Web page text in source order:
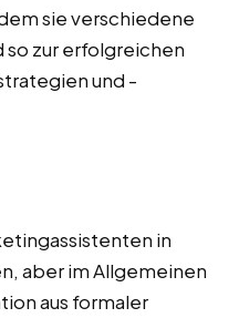
sie verschiedene
zur erfolgreichen
und -
in
aber im Allgemeinen
aus formaler